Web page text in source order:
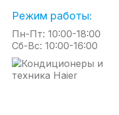
постоянной
можно легко менять,
направление
от ситуации и
Автоматическое
Режим работы:
Пн-Пт: 10:00-18:00
Сб-Вс: 10:00-16:00